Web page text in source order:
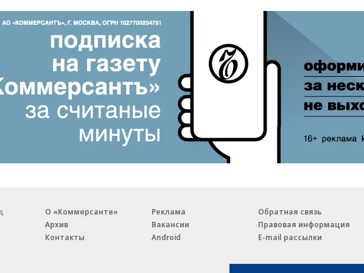
О «Коммерсанте»
Архив
Контакты
Реклама
Вакансии
Android
Обратная связь
Правовая информация
E-mail рассылки